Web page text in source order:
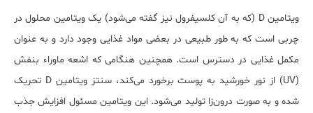
ویتامین D (که به آن کلسیفرول نیز گفته می‌شود) یک ویتامین محلول در
چربی است که به طور طبیعی در بعضی مواد غذایی وجود دارد و به عنوان
مکمل غذایی در دسترس است. همچنین هنگامی که اشعه ماوراء بنفش
(UV) از نور خورشید به پوست برخورد می‌کند، سنتز ویتامین D تحریک
شده و به صورت درون‌زا تولید می‌شود. این ویتامین مسئول افزایش جذب